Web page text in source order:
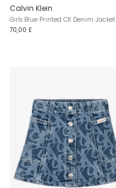
Calvin Klein
Girls Blue Printed CK Denim Jacket
70,00 £